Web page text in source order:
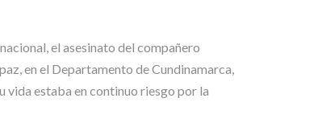
el asesinato del compañero
en el Departamento de Cundinamarca,
vida estaba en continuo riesgo por la